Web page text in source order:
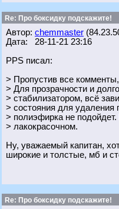
Re: Про боксидку подскажите!
Автор: chemmaster
Дата: 28-11-21 23:16
PPS писал:
> Пропустив все
> Для прозрачности и
> стабилизатором, всё
> состояния для удаления
> полиэфирка не
> лакокрасочном.
Ну, уважаемый капитан,
широкие и толстые, мб и
Re: Про боксидку подскажите!